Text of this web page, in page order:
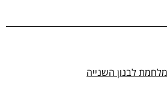
לבנון השנייה